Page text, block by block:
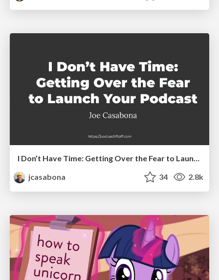
I Don’t Have Time: Getting Over the Fear to Launch Your Podcast
jcasabona
34 2.8k